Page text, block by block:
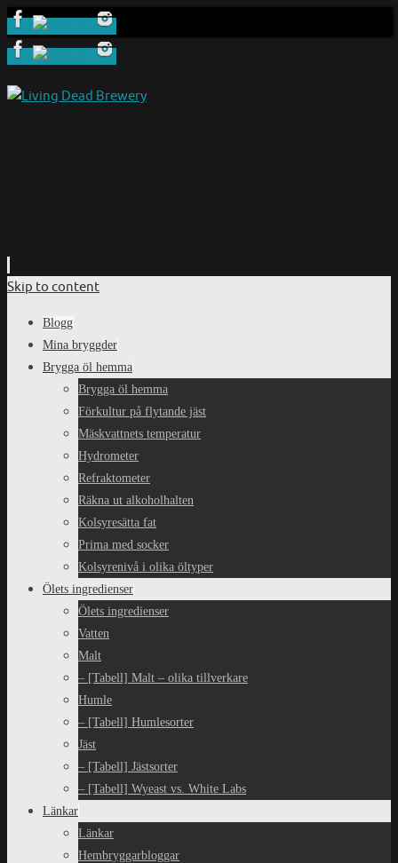
Skip to content
Blogg
Mina bryggder
Brygga öl hemma
Brygga öl hemma
Förkultur på flytande jäst
Mäskvattnets temperatur
Hydrometer
Refraktometer
Räkna ut alkoholhalten
Kolsyresätta fat
Prima med socker
Kolsyrenivå i olika öltyper
Ölets ingredienser
Ölets ingredienser
Vatten
Malt
– [Tabell] Malt – olika tillverkare
Humle
– [Tabell] Humlesorter
Jäst
– [Tabell] Jästsorter
– [Tabell] Wyeast vs. White Labs
Länkar
Länkar
Hembryggarbloggar